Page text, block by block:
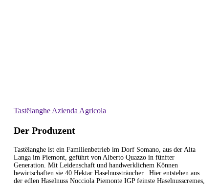
Tastëlanghe Azienda Agricola
Der Produzent
Tastëlanghe ist ein Familienbetrieb im Dorf Somano, aus der Alta
Langa im Piemont, geführt von Alberto Quazzo in fünfter
Generation. Mit Leidenschaft und handwerklichem Können
bewirtschaften sie 40 Hektar Haselnussträucher. Hier entstehen aus
der edlen Haselnuss Nocciola Piemonte IGP feinste Haselnusscremes,